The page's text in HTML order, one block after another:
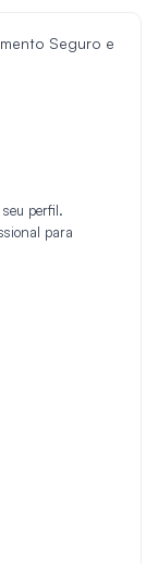
Seguro e
perfil.
para